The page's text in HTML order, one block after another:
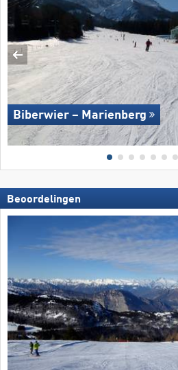
Biberwier – Marienberg
Beoordelingen